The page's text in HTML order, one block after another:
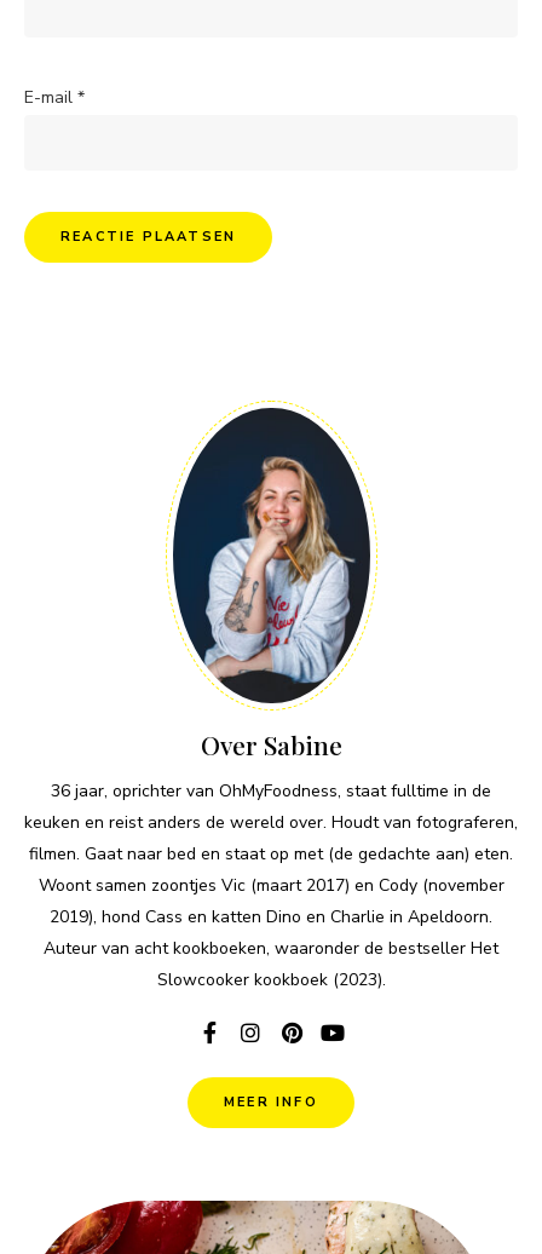
E-mail *
Over Sabine
36 jaar, oprichter van OhMyFoodness, staat fulltime in de
keuken en reist anders de wereld over. Houdt van fotograferen,
filmen. Gaat naar bed en staat op met (de gedachte aan) eten.
Woont samen zoontjes Vic (maart 2017) en Cody (november
2019), hond Cass en katten Dino en Charlie in Apeldoorn.
Auteur van acht kookboeken, waaronder de bestseller Het
Slowcooker kookboek (2023).
MEER INFO